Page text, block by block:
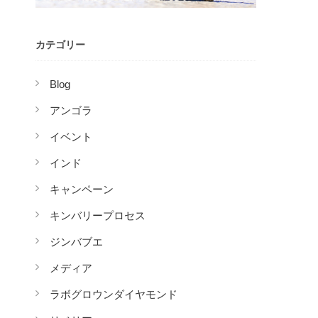
カテゴリー
Blog
アンゴラ
イベント
インド
キャンペーン
キンバリープロセス
ジンバブエ
メディア
ラボグロウンダイヤモンド